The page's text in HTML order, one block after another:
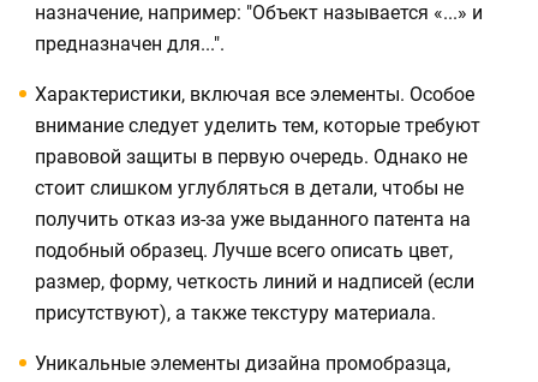
назначение, например: "Объект называется «...» и
предназначен для...".
Характеристики, включая все элементы. Особое
внимание следует уделить тем, которые требуют
правовой защиты в первую очередь. Однако не
стоит слишком углубляться в детали, чтобы не
получить отказ из-за уже выданного патента на
подобный образец. Лучше всего описать цвет,
размер, форму, четкость линий и надписей (если
присутствуют), а также текстуру материала.
Уникальные элементы дизайна промобразца,